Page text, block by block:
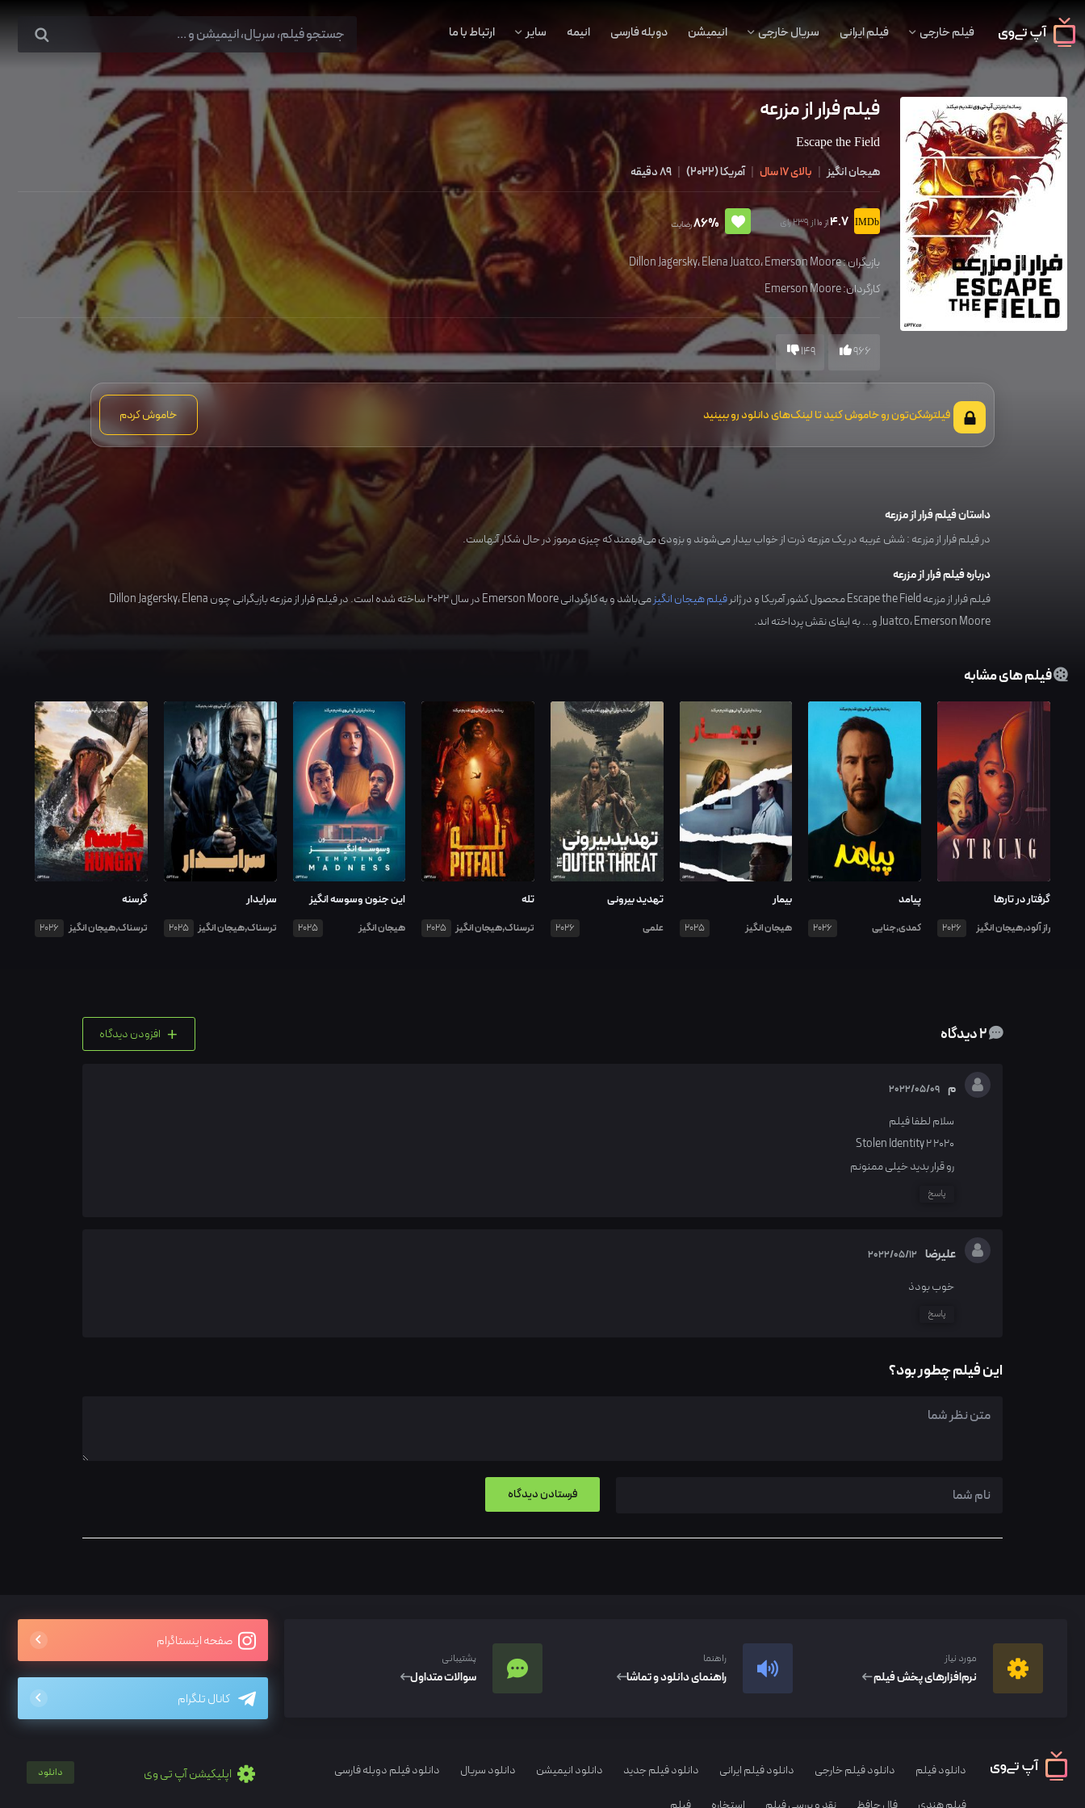
فیلم خارجی فیلم ایرانی سریال خارجی انیمیشن دوبله فارسی انیمه سایر ارتباط با ما
فیلم فرار از مزرعه
Escape the Field
هیجان انگیز | بالای 17 سال | آمریکا(
2022
)
|
4.7از 10 از 239 رای 86%رضایت
بازیگران : Dillon Jagersky،Elena Juatco،Emerson Moore
کارگردان:Emerson Moore
966
149
فیلترشکن‌تون رو خاموش کنید تا لینک‌های دانلود رو ببینید خاموش کردم
داستان فیلم فرار از مزرعه
در فیلم فرار از مزرعه : شش غریبه در یک مزرعه ذرت از خواب بیدار می‌شوند و بزودی می‌فهمند که چیزی مرموز در حال شکار آنهاست.
درباره فیلم فرار از مزرعه
فیلم فرار از مزرعه Escape the Field محصول کشور آمریکاو در ژانرفیلم هیجان انگیزمی‌باشد و به کارگردانیEmerson Mooreدر سال2022ساخته شده است. در فیلم فرار از مزرعه بازیگرانی چون Dillon Jagersky،Elena
Juatco،Emerson Moore و... به ایفای نقش پرداخته اند.
فیلم های مشابه
گرفتار در تارها
راز آلود,هیجان انگیز 2026
پیامد
کمدی,جنایی 2026
بیمار
هیجان انگیز 2025
تهدید بیرونی
علمی
2026
تله
ترسناک,هیجان انگیز 2025
این جنون وسوسه انگیز
هیجان انگیز 2025
سرایدار
ترسناک,هیجان انگیز 2025
گرسنه
ترسناک,هیجان انگیز 2026
2 دیدگاه + افزودن دیدگاه
م 2022/05/09
سلام لطفا فیلم
Stolen Identity 2 2020
رو قرار بدید خیلی ممنونم
پاسخ
علیرضا 2022/05/12
خوب بودذ
پاسخ
این فیلم چطور بود؟
مورد نیاز
نرم‌افزار‌های پخش فیلم
راهنما
راهنمای دانلود و تماشا
پشتیبانی
سوالات متداول
صفحه اینستاگرام
کانال تلگرام
دانلود فیلم دانلود فیلم خارجی دانلود فیلم ایرانی دانلود فیلم جدید دانلود انیمیشن دانلود سریال دانلود فیلم دوبله فارسی اپلیکیشن آپ تی وی دانلود